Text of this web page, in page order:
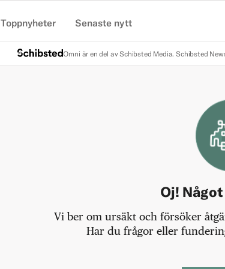
Toppnyheter Senaste nytt
Omni är en del av Schibsted Media. Schibsted
Oj!
Vi ber om ursäkt och försöker
Har du frågor eller